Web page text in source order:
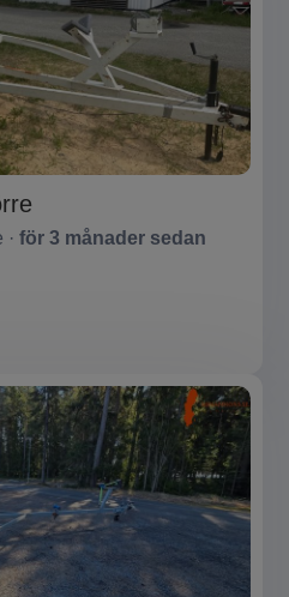
för 3 månader sedan